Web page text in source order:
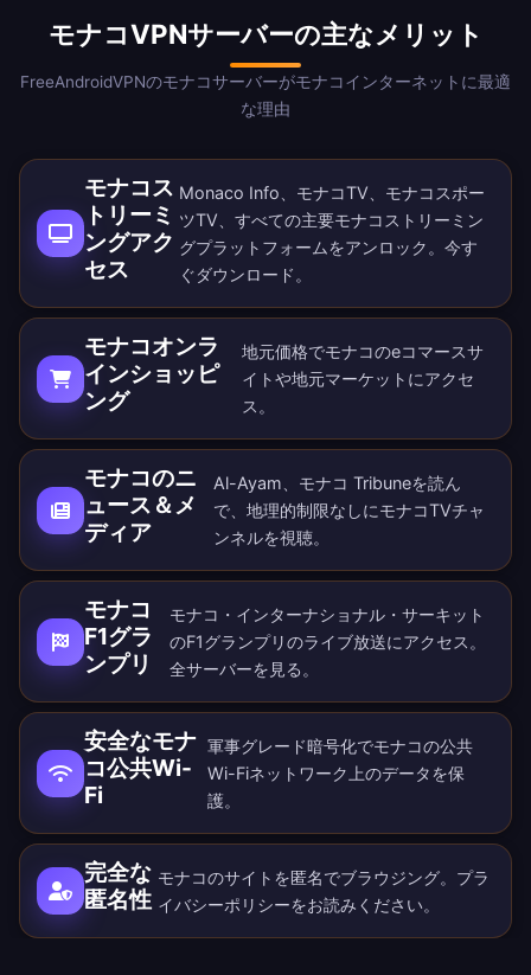
モナコVPNサーバーの主なメリット
FreeAndroidVPNのモナコサーバーがモナコインターネットに最適
な理由
モナコス
トリーミ
ングアク
セス
Monaco Info、モナコTV、モナコスポー
ツTV、すべての主要モナコストリーミン
グプラットフォームをアンロック。今す
ぐダウンロード 。
モナコオンラ
インショッピ
ング
地元価格でモナコのeコマースサ
イトや地元マーケットにアクセ
ス。
モナコのニ
ュース＆メ
ディア
Al-Ayam、モナコ Tribuneを読ん
で、地理的制限なしにモナコTVチャ
ンネルを視聴。
モナコ
F1グラ
ンプリ
モナコ・インターナショナル・サーキット
のF1グランプリのライブ放送にアクセス。
全サーバーを見る。
安全なモナ
コ公共Wi-
Fi
軍事グレード暗号化でモナコの公共
Wi-Fiネットワーク上のデータを保
護。
完全な
匿名性
モナコのサイトを匿名でブラウジング。 プラ
イバシーポリシーをお読みください。